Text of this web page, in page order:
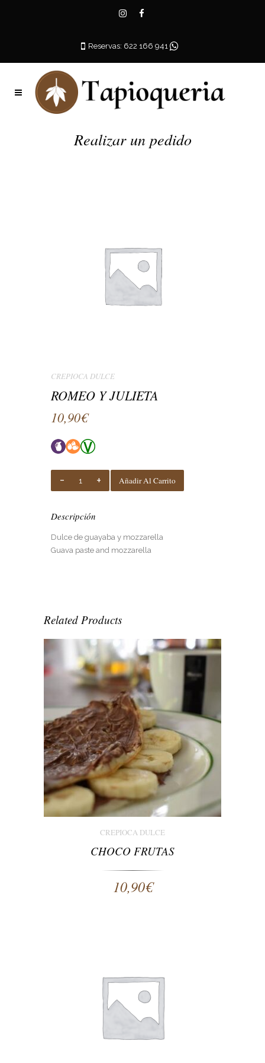
Reservas: 622 166 941
Realizar un pedido
CREPIOCA DULCE
ROMEO Y JULIETA
10,90€
Añadir Al Carrito
Descripción
Dulce de guayaba y mozzarella
Guava paste and mozzarella
Related Products
CREPIOCA DULCE
CHOCO FRUTAS
10,90€